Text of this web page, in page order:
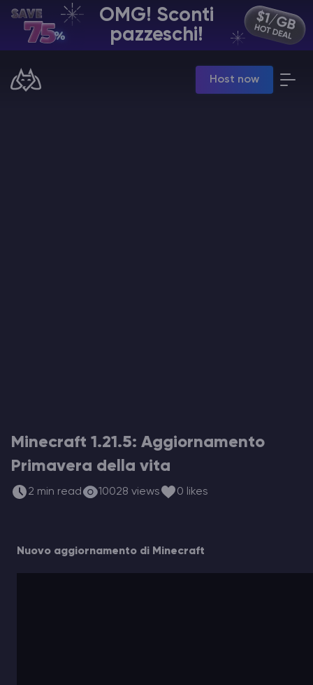
OMG! Sconti
pazzeschi!
Host now
IT | USD
Manage your servers & payments
Minecraft 1.21.5: Aggiornamento
Primavera della vita
2 min read 10028 views 0 likes
Nuovo aggiornamento di Minecraft